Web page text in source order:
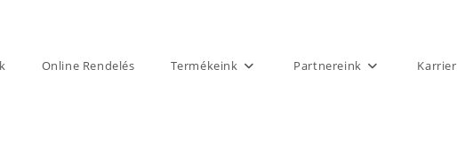
Online Rendelés Termékeink Partnereink Karrier